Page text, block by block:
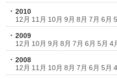
2010
12月 11月 10月 9月 8月 7月 6月
2009
12月 10月 9月 8月 7月 6月 5月 4
2008
12月 11月 10月 8月 7月 6月 5月